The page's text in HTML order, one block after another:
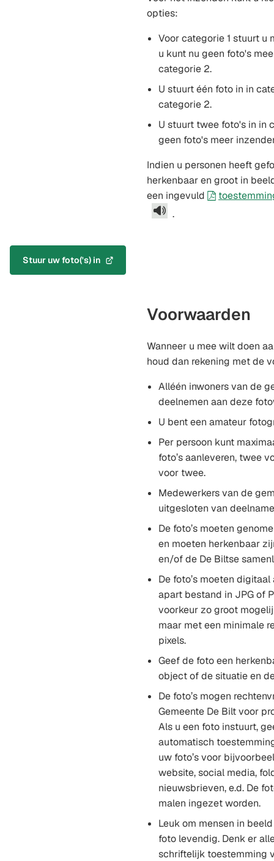
opties:
Voor categorie 1 stuurt u
u kunt nu geen foto's
categorie 2.
U stuurt één foto in in
categorie 2.
U stuurt twee foto's in in
geen foto's meer
Indien u personen heeft
herkenbaar en groot in
een ingevuld
.
Stuur uw foto('s) in
(Verwijst
Voorwaarden
Wanneer u mee wilt doen
houd dan rekening met de
Alléén inwoners van de
deelnemen aan deze
U bent een amateur
Per persoon kunt
foto’s aanleveren, twee
voor twee.
Medewerkers van de
uitgesloten van
De foto’s moeten
en moeten herkenbaar
en/of de De Biltse
De foto’s moeten
apart bestand in JPG of
voorkeur zo groot
maar met een minimale
pixels.
Geef de foto een
object of de situatie en
De foto’s mogen
Gemeente De Bilt voor
Als u een foto instuurt,
automatisch
uw foto’s voor
website, social media,
nieuwsbrieven, e.d. De
malen ingezet worden.
Leuk om mensen in
foto levendig. Denk er
schriftelijk toestemming